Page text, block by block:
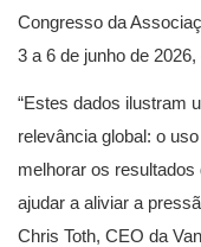
Congresso da
3 a 6 de junho de
“Estes dados ilustram
relevância global: o
melhorar os
ajudar a aliviar a
Chris Toth, CEO da